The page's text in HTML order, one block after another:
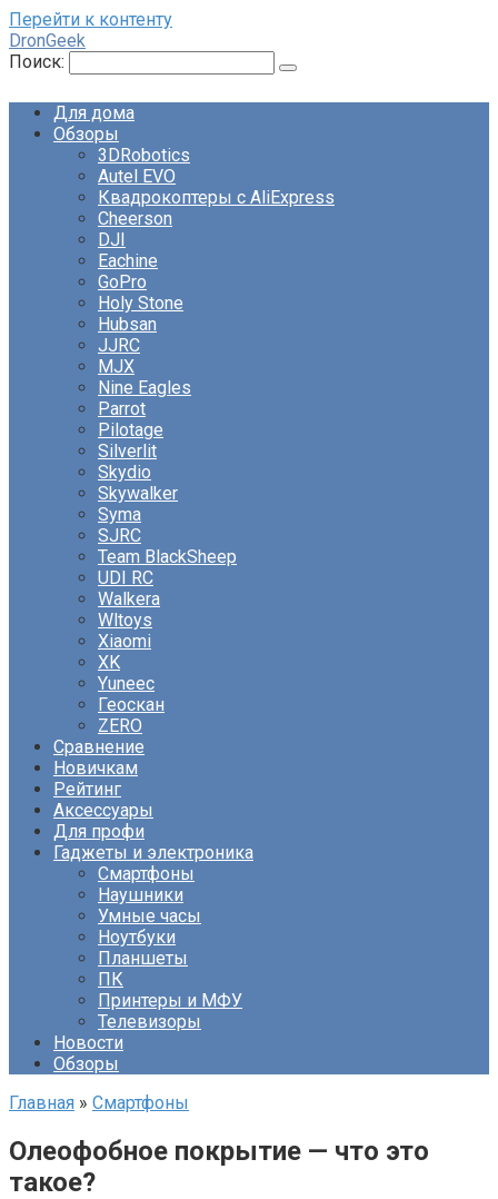
Перейти к контенту
DronGeek
Поиск:
Для дома
Обзоры
3DRobotics
Autel EVO
Квадрокоптеры с AliExpress
Cheerson
DJI
Eachine
GoPro
Holy Stone
Hubsan
JJRC
MJX
Nine Eagles
Parrot
Pilotage
Silverlit
Skydio
Skywalker
Syma
SJRC
Team BlackSheep
UDI RC
Walkera
Wltoys
Xiaomi
XK
Yuneec
Геоскан
ZERO
Сравнение
Новичкам
Рейтинг
Аксессуары
Для профи
Гаджеты и электроника
Смартфоны
Наушники
Умные часы
Ноутбуки
Планшеты
ПК
Принтеры и МФУ
Телевизоры
Новости
Обзоры
Главная » Смартфоны
Олеофобное покрытие — что это
такое?